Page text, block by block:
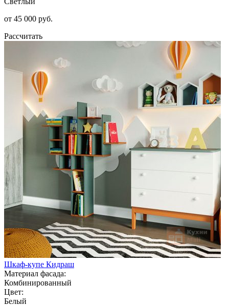
от 45 000 руб.
Рассчитать
Шкаф-купе Кидраш
Материал фасада:
Комбинированный
Цвет:
Белый